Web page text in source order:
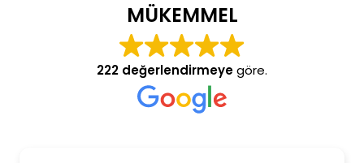
MÜKEMMEL
222 değerlendirmeyegöre.